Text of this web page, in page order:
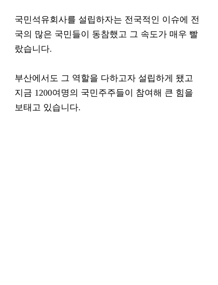
국민석유회사를 설립하자는 전국적인 이슈에 전
국의 많은 국민들이 동참했고 그 속도가 매우 빨
랐습니다.
부산에서도 그 역할을 다하고자 설립하게 됐고
지금 1200여명의 국민주주들이 참여해 큰 힘을
보태고 있습니다.